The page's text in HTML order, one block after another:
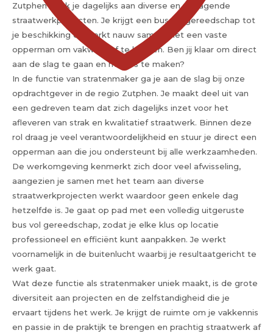
Zutphen werk je dagelijks aan diverse en uitdagende
straatwerkprojecten. Je krijgt een bus vol gereedschap tot
je beschikking en werkt nauw samen met een vaste
opperman om vakwerk af te leveren. Ben jij klaar om direct
aan de slag te gaan en meters te maken?
In de functie van stratenmaker ga je aan de slag bij onze
opdrachtgever in de regio Zutphen. Je maakt deel uit van
een gedreven team dat zich dagelijks inzet voor het
afleveren van strak en kwalitatief straatwerk. Binnen deze
rol draag je veel verantwoordelijkheid en stuur je direct een
opperman aan die jou ondersteunt bij alle werkzaamheden.
De werkomgeving kenmerkt zich door veel afwisseling,
aangezien je samen met het team aan diverse
straatwerkprojecten werkt waardoor geen enkele dag
hetzelfde is. Je gaat op pad met een volledig uitgeruste
bus vol gereedschap, zodat je elke klus op locatie
professioneel en efficiënt kunt aanpakken. Je werkt
voornamelijk in de buitenlucht waarbij je resultaatgericht te
werk gaat.
Wat deze functie als stratenmaker uniek maakt, is de grote
diversiteit aan projecten en de zelfstandigheid die je
ervaart tijdens het werk. Je krijgt de ruimte om je vakkennis
en passie in de praktijk te brengen en prachtig straatwerk af